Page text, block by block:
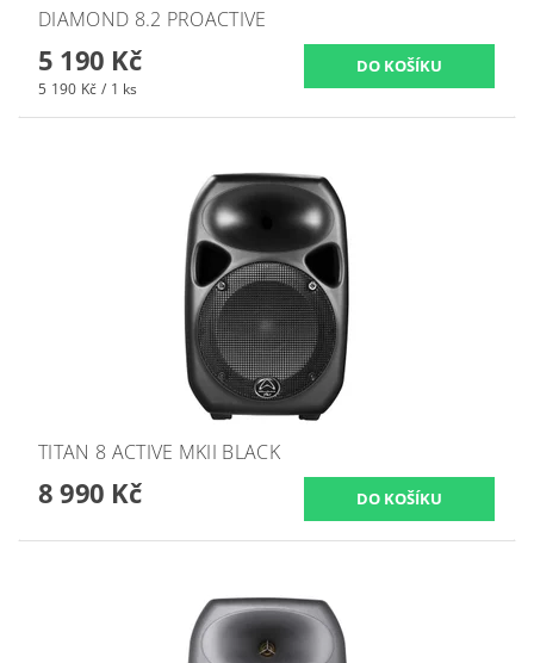
DIAMOND 8.2 PROACTIVE
5 190 Kč
5 190 Kč / 1 ks
TITAN 8 ACTIVE MKII BLACK
8 990 Kč